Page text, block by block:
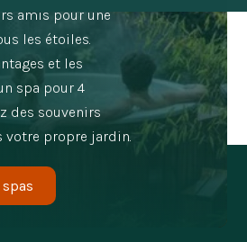
amis pour une
les étoiles.
et les
spa pour 4
des souvenirs
votre propre jardin.